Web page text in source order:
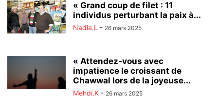
« Grand coup de filet : 11
individus perturbant la paix à...
Nadia.L - 26 mars 2025
« Attendez-vous avec
impatience le croissant de
Chawwal lors de la joyeuse...
Mehdi.K - 26 mars 2025